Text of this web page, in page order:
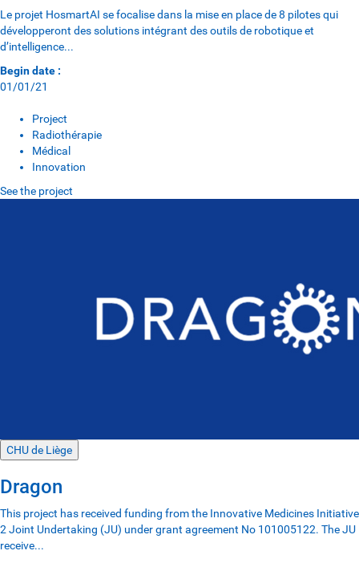
Le projet HosmartAI se focalise dans la mise en place de 8 pilotes qui
développeront des solutions intégrant des outils de robotique et
d’intelligence...
Begin date :
01/01/21
Project
Radiothérapie
Médical
Innovation
See the project
CHU de Liège
Dragon
This project has received funding from the Innovative Medicines Initiative
2 Joint Undertaking (JU) under grant agreement No 101005122. The JU
receive...